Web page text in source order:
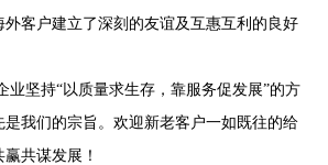
客户建立了深刻的友谊及互惠互利的良好
业坚持“以质量求生存，靠服务促发展”的方
我们的宗旨。欢迎新老客户一如既往的给
共谋发展！